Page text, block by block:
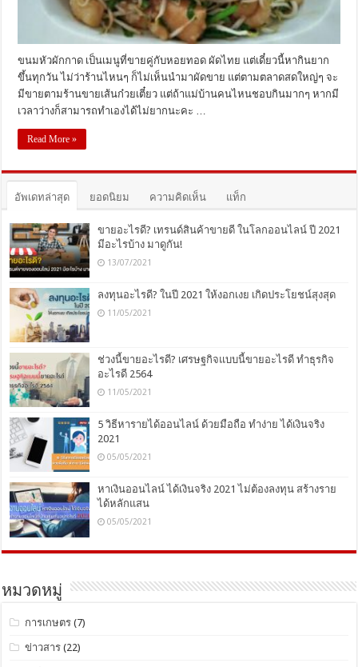
ขนมหัวผักกาด เป็นเมนูที่ขายคู่กับหอยทอด ผัดไทย แต่เดี๋ยวนี้หากินยาก
ขึ้นทุกวัน ไม่ว่าร้านไหนๆ ก็ไม่เห็นนำมาผัดขาย แต่ตามตลาดสดใหญ่ๆ จะ
มีขายตามร้านขายเส้นก๋วยเตี๋ยว แต่ถ้าแม่บ้านคนไหนชอบกินมากๆ หากมี
เวลาว่างก็สามารถทำเองได้ไม่ยากนะคะ …
Read More »
อัพเดทล่าสุด ยอดนิยม ความคิดเห็น แท็ก
ขายอะไรดี? เทรนด์สินค้าขายดี ในโลกออนไลน์ ปี 2021
มีอะไรบ้าง มาดูกัน!
13/07/2021
ลงทุนอะไรดี? ในปี 2021 ให้งอกเงย เกิดประโยชน์สุงสุด
11/05/2021
ช่วงนี้ขายอะไรดี? เศรษฐกิจแบบนี้ขายอะไรดี ทำธุรกิจ
อะไรดี 2564
11/05/2021
5 วิธีหารายได้ออนไลน์ ด้วยมือถือ ทำง่าย ได้เงินจริง
2021
05/05/2021
หาเงินออนไลน์ ได้เงินจริง 2021 ไม่ต้องลงทุน สร้างราย
ได้หลักแสน
05/05/2021
หมวดหมู่
การเกษตร (7)
ข่าวสาร (22)